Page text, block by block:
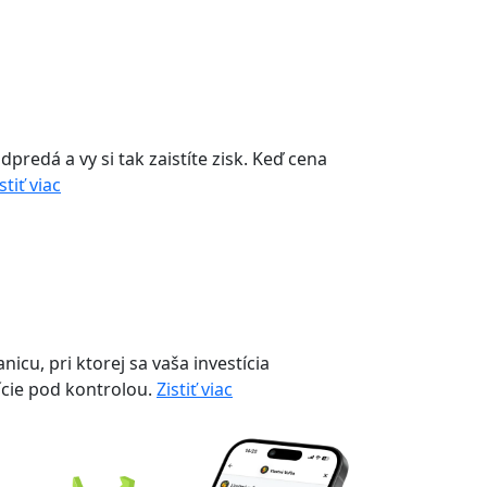
a vy si tak zaistíte zisk. Keď cena
viac
pri ktorej sa vaša investícia
pod kontrolou. Zistiť viac